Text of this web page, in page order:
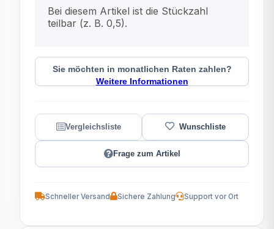
Bei diesem Artikel ist die Stückzahl
teilbar (z. B. 0,5).
Sie möchten in monatlichen Raten zahlen?
Weitere Informationen
Frage zum Artikel
Schneller Versand Sichere Zahlung Support vor Ort